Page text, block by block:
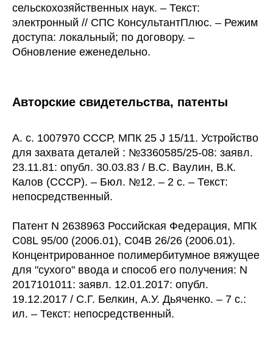
сельскохозяйственных наук. – Текст:
электронный // СПС КонсультантПлюс. – Режим
доступа: локальный; по договору. –
Обновление еженедельно.
Авторские свидетельства, патенты
А. с. 1007970 СССР, МПК 25 J 15/11. Устройство
для захвата деталей : №3360585/25-08: заявл.
23.11.81: опубл. 30.03.83 / В.С. Ваулин, В.К.
Калов (СССР). – Бюл. №12. – 2 с. – Текст:
непосредственный.
Патент N 2638963 Российская Федерация, МПК
C08L 95/00 (2006.01), C04B 26/26 (2006.01).
Концентрированное полимербитумное вяжущее
для "сухого" ввода и способ его получения: N
2017101011: заявл. 12.01.2017: опубл.
19.12.2017 / С.Г. Белкин, А.У. Дьяченко. – 7 с.:
ил. – Текст: непосредственный.